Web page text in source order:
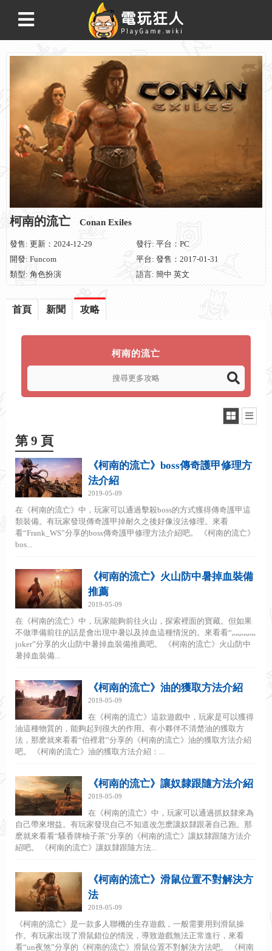
柯南的流亡 Conan Exiles
發售: 更新：2024-12-29
發行: 平台：PC
開發: Funcom
平台: 發售：2017-01-31
類型: 角色扮演
語言: 簡中 英文
首頁 新聞 攻略
柯南的流亡
第 9 頁
《柯南的流亡》boss傳奇護甲修理方
法介紹
2019-05-09
在《柯南的流亡》中，玩家可以通過擊殺boss的方式獲得傳奇護甲這
類裝備。有玩家發現傳奇護甲掉耐久之後好像沒法修理。來看
看“Frank_WS”分享的boss傳奇護甲修理方法介紹吧。 《柯南的流亡》
bos...
《柯南的流亡》火山防中暑掉血裝備
推薦
2019-05-09
在《柯南的流亡》中，玩家能夠前往火山，探索裡面的寶藏。但如果
不做準備前往的話是會出現中暑以及掉血這種情況的。來看看“灬灬灬
joker”分享的火山防中暑掉血裝備推薦吧。 《柯南的流亡》火山防中
暑掉血裝備...
《柯南的流亡》油的獲取方法介紹
2019-05-09
在《柯南的流亡》這款遊戲中，玩家是可以獲得
油這種物質的，能夠起到很大的作用。有小夥伴不清楚油的獲取方
法，那麽就來看看“伯裡君”分享的《柯南的流亡》油的獲取方法介紹
吧。 《柯南的流亡》油的獲取方法介紹：...
《柯南的流亡》讓奴隸跟隨方法介紹
2019-05-09
在《柯南的流亡》中，玩家可以通過抓奴隸來為
自己帶來增益。有玩家發現自己不知道改怎麽讓奴隸跟著自己跑。那
麽就來看看“騷香牌柚子茶”分享的《柯南的流亡》讓奴隸跟隨方法介
紹吧。 《柯南的流亡》讓奴隸跟隨方法...
《柯南的流亡》滑鼠位置不對解決方
法
2019-05-09
《柯南的流亡》是一款多人聯機的生存遊戲，一般需要用到滑鼠操
作。有玩家出現了滑鼠錯位的情況，導致遊戲無法正常進行，來看
看“un夜煞”分享的《柯南的流亡》滑鼠位置不對解決方法吧。 《柯南